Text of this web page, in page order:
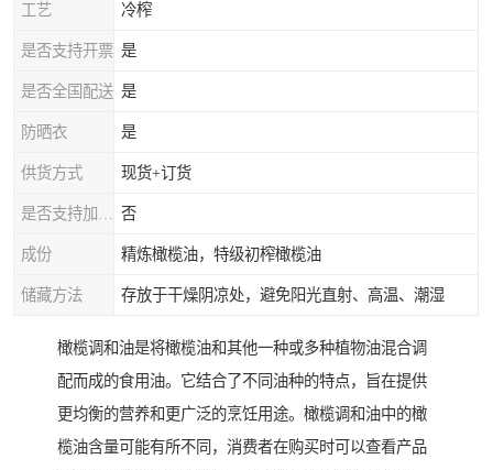
工艺 冷榨
是否支持开票 是
是否全国配送 是
防晒衣 是
供货方式 现货+订货
否
成份 精炼橄榄油，特级初榨橄榄油
储藏方法 存放于干燥阴凉处，避免阳光直射、高温、潮湿
橄榄调和油是将橄榄油和其他一种或多种植物油混合调
配而成的食用油。它结合了不同油种的特点，旨在提供
更均衡的营养和更广泛的烹饪用途。橄榄调和油中的橄
榄油含量可能有所不同，消费者在购买时可以查看产品